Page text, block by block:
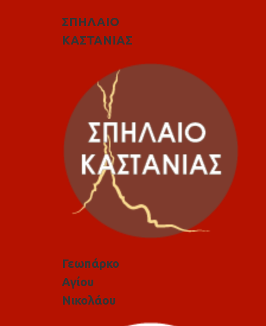
ΣΠΗΛΑΙΟ
ΚΑΣΤΑΝΙΑΣ
Γεωπάρκο
Αγίου
Νικολάου